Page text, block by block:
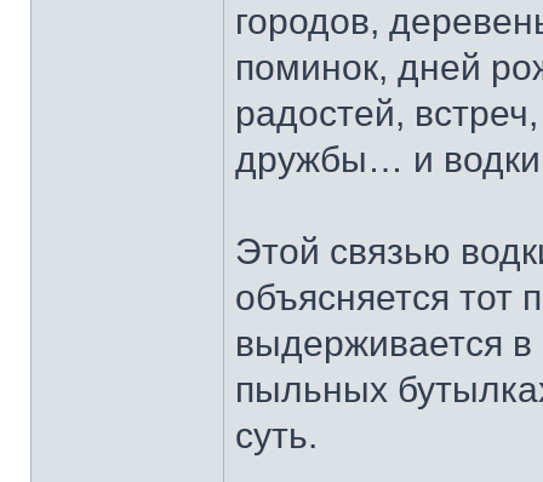
городов,
поминок, дней
радостей,
дружбы… и
Этой связью
объясняется тот
выдерживается в
пыльных
суть.